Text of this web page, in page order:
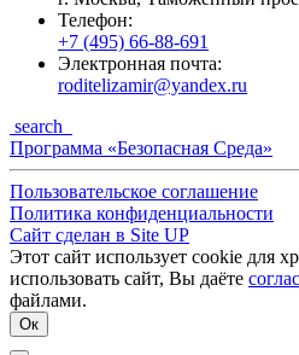
Телефон:
+7 (495) 66-88-691
Электронная почта:
roditelizamir@yandex.ru
search
Программа «Безопасная Среда»
Пользовательское соглашение
Политика конфиденциальности
Cайт сделан в Site UP
Этот сайт использует cookie для
использовать сайт, Вы даёте
файлами.
Ок